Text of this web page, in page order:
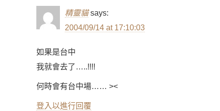
精靈貓 says:
2004/09/14 at 17:10:03
如果是台中
我就會去了…..!!!!
何時會有台中場…… ><
登入以進行回覆